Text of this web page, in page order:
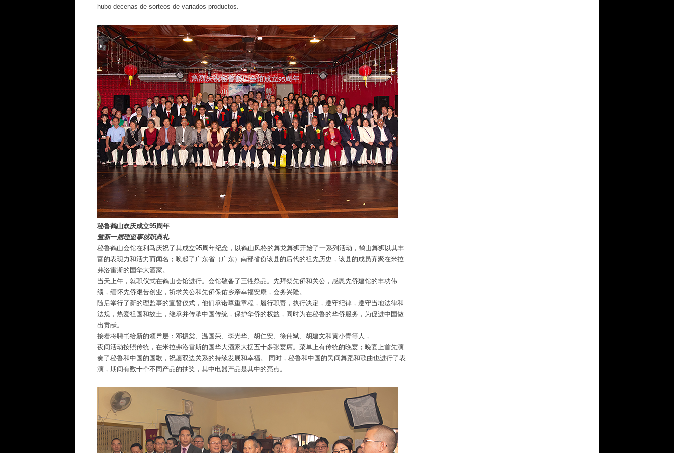
hubo decenas de sorteos de variados productos.
秘鲁鹤山欢庆成立95周年
暨新一届理监事就职典礼
秘鲁鹤山会馆在利马庆祝了其成立95周年纪念，以鹤山风格的舞龙舞狮开始了一系列活动，鹤山舞狮以其丰
富的表现力和活力而闻名；唤起了广东省（广东）南部省份该县的后代的祖先历史，该县的成员齐聚在米拉
弗洛雷斯的国华大酒家。
当天上午，就职仪式在鹤山会馆进行。会馆敬备了三牲祭品。先拜祭先侨和关公，感恩先侨建馆的丰功伟
绩，缅怀先侨艰苦创业，祈求关公和先侨保佑乡亲幸福安康，会务兴隆。
随后举行了新的理监事的宣誓仪式，他们承诺尊重章程，履行职责，执行决定，遵守纪律，遵守当地法律和
法规，热爱祖国和故土，继承并传承中国传统，保护华侨的权益，同时为在秘鲁的华侨服务，为促进中国做
出贡献。
接着将聘书给新的领导层：邓振棠、温国荣、李光华、胡仁安、徐伟斌、胡建文和黄小青等人，
夜间活动按照传统，在米拉弗洛雷斯的国华大酒家大摆五十多张宴席。菜单上有传统的晚宴；晚宴上首先演
奏了秘鲁和中国的国歌，祝愿双边关系的持续发展和幸福。 同时，秘鲁和中国的民间舞蹈和歌曲也进行了表
演，期间有数十个不同产品的抽奖，其中电器产品是其中的亮点。